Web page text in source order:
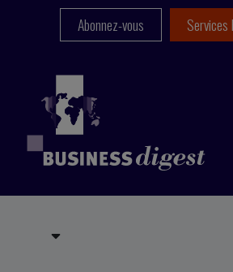
Abonnez-vous Services